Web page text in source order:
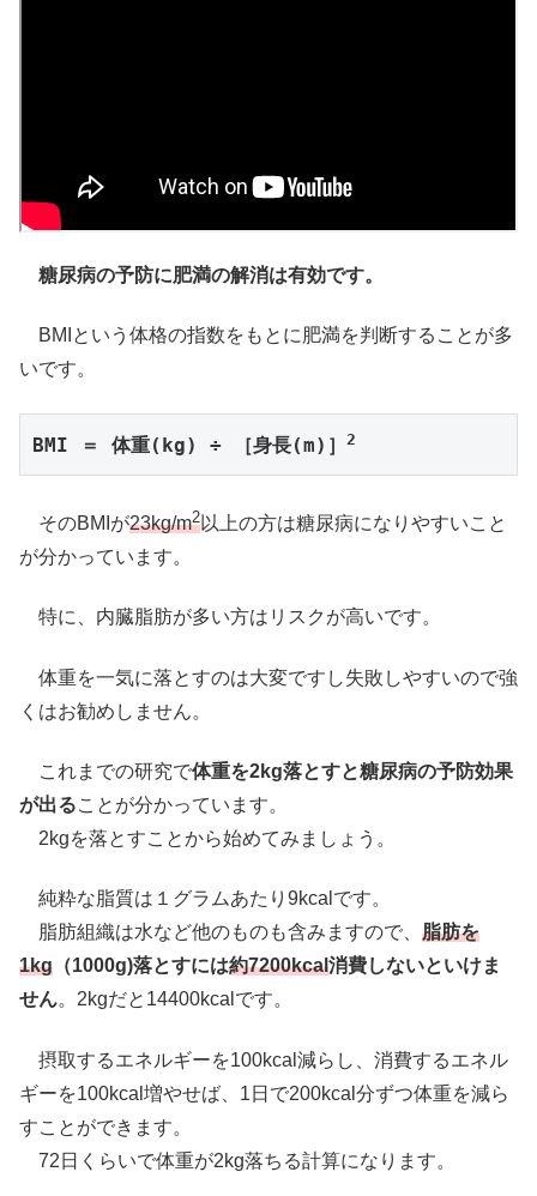
糖尿病の予防に肥満の解消は有効です。
BMIという体格の指数をもとに肥満を判断することが多
いです。
BMI ＝ 体重(kg) ÷ ［身長(m)］ 2
そのBMIが23kg/m2 以上の方は糖尿病になりやすいこと
が分かっています。
特に、内臓脂肪が多い方はリスクが高いです。
体重を一気に落とすのは大変ですし失敗しやすいので強
くはお勧めしません。
これまでの研究で体重を2kg落とすと糖尿病の予防効果
が出ることが分かっています。
2kgを落とすことから始めてみましょう。
純粋な脂質は１グラムあたり9kcalです。
脂肪組織は水など他のものも含みますので、 脂肪を
1kg （1000g)落とすには約7200kcal消費しないといけま
せん。2kgだと14400kcalです。
摂取するエネルギーを100kcal減らし、消費するエネル
ギーを100kcal増やせば、1日で200kcal分ずつ体重を減ら
すことができます。
72日くらいで体重が2kg落ちる計算になります。